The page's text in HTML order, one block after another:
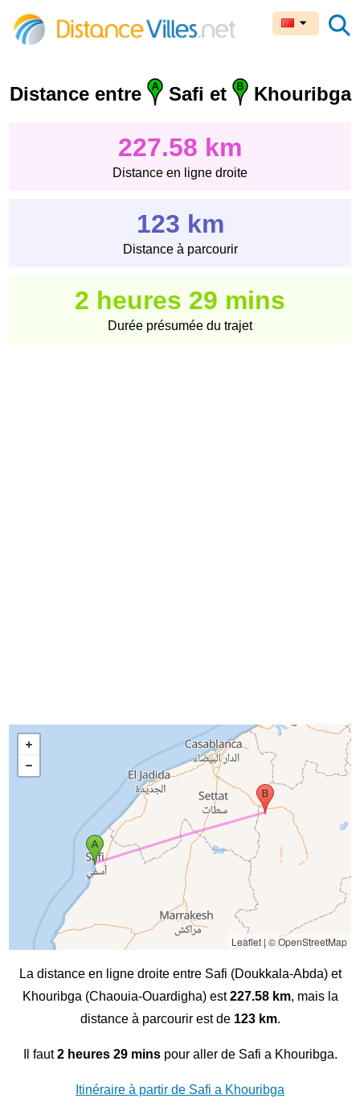
Distance entre Safi et Khouribga
227.58 km
Distance en ligne droite
123 km
Distance à parcourir
2 heures 29 mins
Durée présumée du trajet
Leaflet| © OpenStreetMap
La distance en ligne droite entre Safi (Doukkala-Abda) et
Khouribga (Chaouia-Ouardigha) est227.58 km, mais la
distance à parcourir est de 123 km.
Il faut2 heures 29 minspour aller de Safi a Khouribga.
Itinéraire à partir de Safi a Khouribga